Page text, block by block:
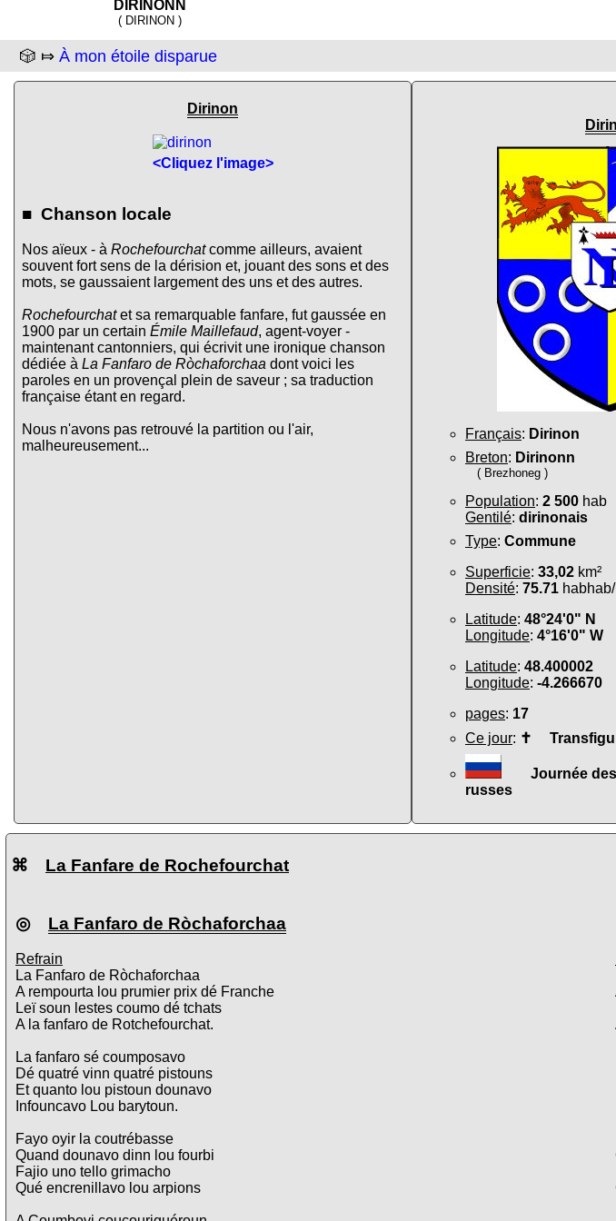
DIRINONN
( DIRINON )
🎲 ⤇ À mon étoile disparue
Dirinon
<Cliquez l'image>
■ Chanson locale
Nos aïeux - à Rochefourchatcomme ailleurs, avaient
souvent fort sens de la dérision et, jouant des sons et des
mots, se gaussaient largement des uns et des autres.
Rochefourchatet sa remarquable fanfare, fut gaussée en
1900 par un certain Émile Maillefaud, agent-voyer -
maintenant cantonniers, qui écrivit une ironique chanson
dédiée à La Fanfaro de Ròchaforchaa dont voici les
paroles en un provençal plein de saveur ; sa traduction
française étant en regard.
Nous n'avons pas retrouvé la partition ou l'air,
malheureusement...
Français: Dirinon
Breton: Dirinonn
( Brezhoneg )
Population: 2 500 hab
Gentilé: dirinonais
Type: Commune
Superficie: 33,02 km²
Densité: 75.71 habhab/
Latitude: 48°24'0" N
Longitude: 4°16'0" W
Latitude: 48.400002
Longitude: -4.266670
pages: 17
Ce jour: ✝
Journée
russes
⌘ La Fanfare de Rochefourchat
◎ La Fanfaro de Ròchaforchaa
Refrain
La Fanfaro de Ròchaforchaa
A rempourta lou prumier prix dé Franche
Leï soun lestes coumo dé tchats
A la fanfaro de Rotchefourchat.
La fanfaro sé coumposavo
Dé quatré vinn quatré pistouns
Et quanto lou pistoun dounavo
Infouncavo Lou barytoun.
Fayo oyir la coutrébasse
Quand dounavo dinn lou fourbi
Fajio uno tello grimacho
Qué encrenillavo lou arpions